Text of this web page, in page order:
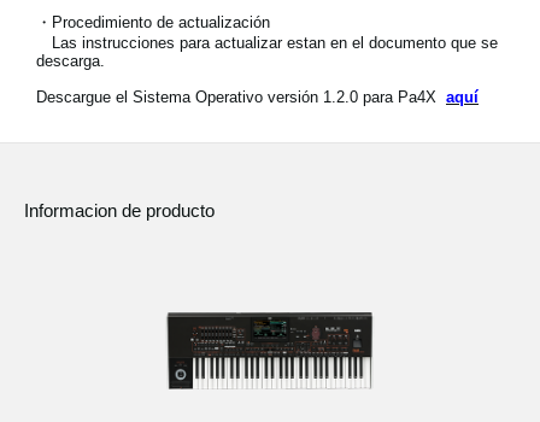
Acerca de KORG
・Procedimiento de actualización
Las instrucciones para actualizar estan en el documento que se
descarga.
Descargue el Sistema Operativo versión 1.2.0 para Pa4X aquí
Informacion de producto